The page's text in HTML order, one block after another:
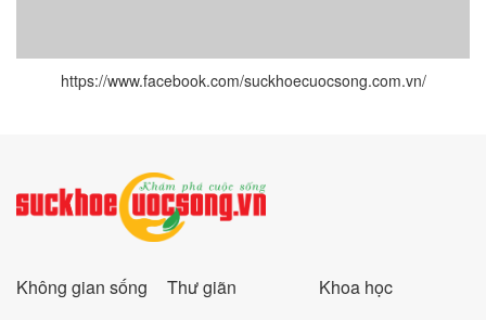
https://www.facebook.com/suckhoecuocsong.com.vn/
Không gian sống Thư giãn
Khoa học